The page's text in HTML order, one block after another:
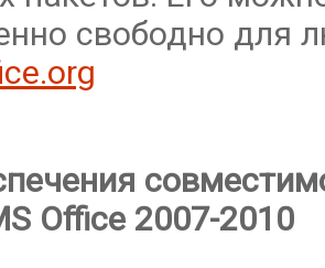
свободно для
Office 2007-2010